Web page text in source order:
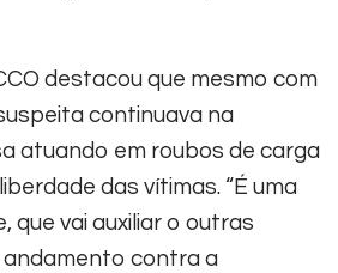
destacou que mesmo com
continuava na
atuando em roubos de carga
das vítimas. “É uma
que vai auxiliar o outras
contra a